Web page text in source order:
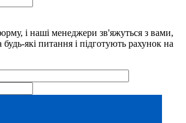
і наші менеджери зв'яжуться з вами,
будь-які питання і підготують рахунок на